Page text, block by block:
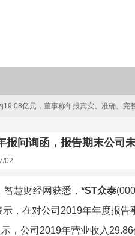
亿元，董事称年报真实、准确、完
报问询函，报告期末公司
02
智慧财经网获悉， *ST众泰
示，在对公司2019年年度报告
，公司2019年营业收入